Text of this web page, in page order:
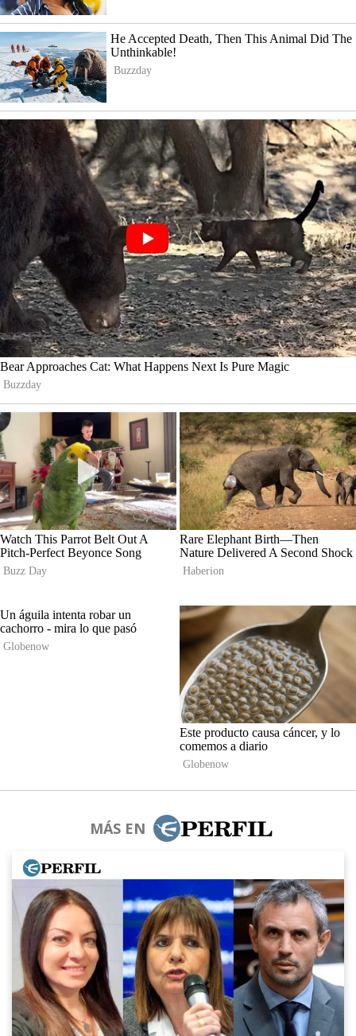
MÁS EN